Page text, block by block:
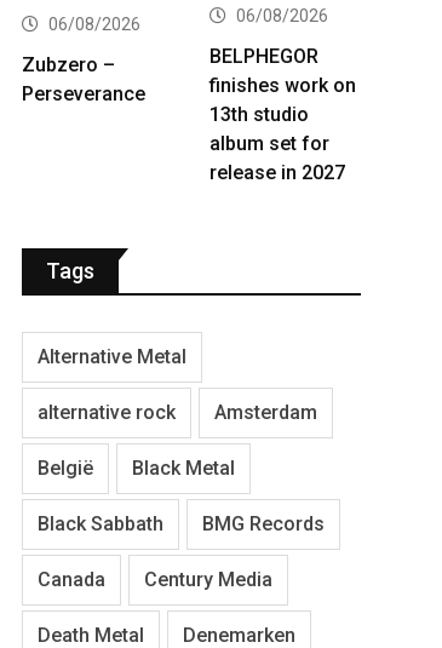
06/08/2026
Zubzero –
Perseverance
06/08/2026
BELPHEGOR
finishes work on
13th studio
album set for
release in 2027
Tags
Alternative Metal
alternative rock Amsterdam
België Black Metal
Black Sabbath BMG Records
Canada Century Media
Death Metal Denemarken